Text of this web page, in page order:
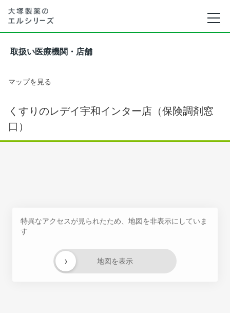
取扱い医療機関・店舗
マップを見る
くすりのレデイ宇和インター店（保険調剤窓
口）
特異なアクセスが見られたため、地図を非表示にしていま
す
地図を表示
›